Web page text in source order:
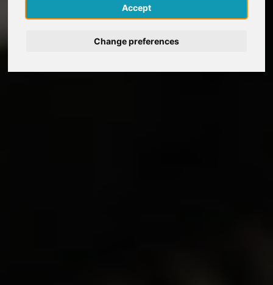
Accept
Change preferences
English
Deutsch
Nederlands